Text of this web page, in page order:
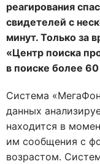
реагирования
свидетелей с
минут. Только за
«Центр поиска
в поиске более
Система
данных
находится в
им сообщения с
возрастом.